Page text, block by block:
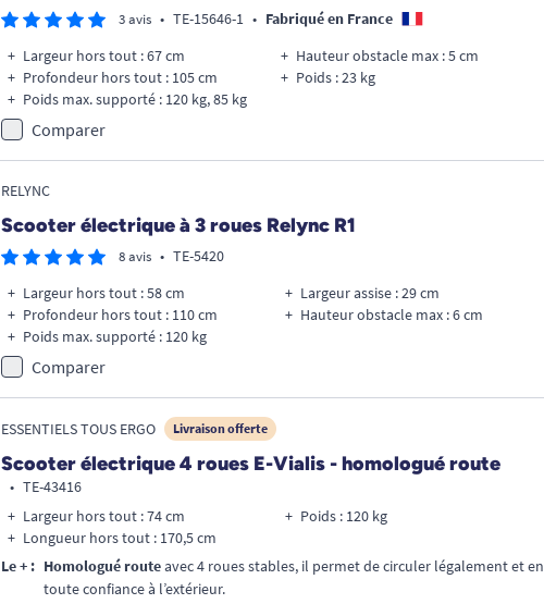
3 avis • TE-15646-1 • Fabriqué en France
Largeur hors tout : 67 cm
Profondeur hors tout : 105 cm
Poids max. supporté : 120 kg, 85 kg
Hauteur obstacle max : 5 cm
Poids : 23 kg
Comparer
RELYNC
Scooter électrique à 3 roues Relync R1
8 avis • TE-5420
Largeur hors tout : 58 cm
Profondeur hors tout : 110 cm
Poids max. supporté : 120 kg
Largeur assise : 29 cm
Hauteur obstacle max : 6 cm
Comparer
ESSENTIELS TOUS ERGO Livraison offerte
Scooter électrique 4 roues E-Vialis - homologué route
• TE-43416
Largeur hors tout : 74 cm
Longueur hors tout : 170,5 cm
Poids : 120 kg
Le + : Homologué routeavec 4 roues stables, il permet de circuler légalement et en
toute confiance à l’extérieur.